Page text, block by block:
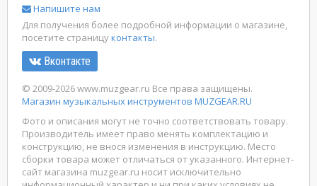
Напишите нам
Для получения более подробной информации о магазине,
посетите страницуконтакты.
Вконтакте
© 2009-2026 www.muzgear.ru Все права защищены.
Магазин музыкальных инструментов MUZGEAR.RU
Фото и описания могут не точно соответствовать товару.
Производитель имеет право менять комплектацию и
конструкцию, не внося изменения в инструкцию. Место
сборки товара может отличаться от указанного. Интернет-
сайт магазина muzgear.ru носит исключительно